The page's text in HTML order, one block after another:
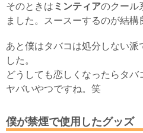
そのときは ミンティアのクール
ました。スースーするのが結構
あと僕はタバコは処分しない派
した。
どうしても恋しくなったらタバ
ヤバいやつですね。笑
僕が禁煙で使用したグッズ